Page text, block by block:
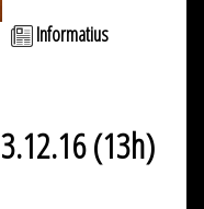
Informatius
(13h)